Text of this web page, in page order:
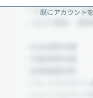
既にアカウント
・コロナワクチン